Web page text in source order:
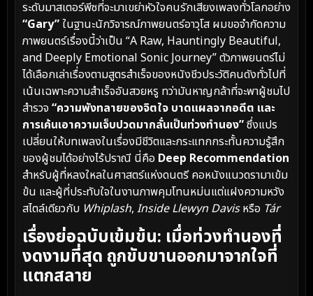
ระดับมาสเตอร์พีซที่จะมาเขย่าหัวใจคนรักเสียงเพลงทั่วโลกอย่าง
“Gary”ในฐานะนักวิจารณ์ภาพยนตร์อาวุโส ผมขอจำกัดความ
ภาพยนตร์เรื่องนี้ว่าเป็น “A Raw, Hauntingly Beautiful,
and Deeply Emotional Sonic Journey” ตัวภาพยนตร์ไม่
ได้เลือกเล่าเรื่องตามสูตรสำเร็จของหนังชีวประวัติคนดังทั่วไปที่
เน้นเฉพาะความสำเร็จอันสวยหรู ทว่ามันหาญกล้าที่จะพาผู้ชมไป
สำรวจ “ความพังทลายของจิตใจ บาดแผลจากอดีต และ
การเค้นเอาความเจ็บปวดมากลั่นเป็นท่วงทำนอง”ซึ่งแปร
เปลี่ยนให้บทเพลงในเรื่องมีชีวิตและกระแทกกระทั้นความรู้สึก
ของผู้ชมได้อย่างไร้ปราณี นี่คือ Deep Recommendation
สำหรับผู้ที่หลงใหลในศาสตร์แห่งดนตรี คอหนังแนวดรามาเข้ม
ข้น และผู้ที่ประทับใจในงานภาพคุมโทนหม่นแต่แฝงความหวัง
สไตล์เดียวกับ Whiplash, Inside Llewyn Davisหรือ Tár
เรื่องย่อฉบับเข้มข้น: เมื่อท่วงทำนองที่
งดงามที่สุด ถูกขับขานออกมาจากใจที่
แตกสลาย